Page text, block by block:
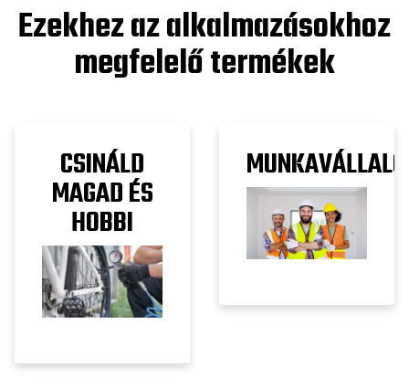
Ezekhez az alkalmazásokhoz
megfelelő termékek
CSINÁLD
MAGAD ÉS
HOBBI